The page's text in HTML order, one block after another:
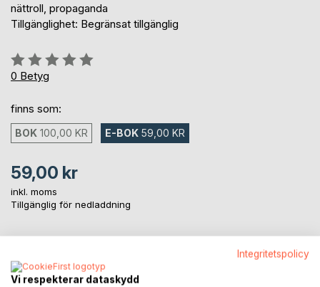
nättroll, propaganda
Tillgänglighet: Begränsat tillgänglig
Betyg::
0%
0 Betyg
finns som:
BOK 100,00 KR E-BOK 59,00 KR
59,00 kr
inkl. moms
Tillgänglig för nedladdning
Integritetspolicy
Vi respekterar dataskydd